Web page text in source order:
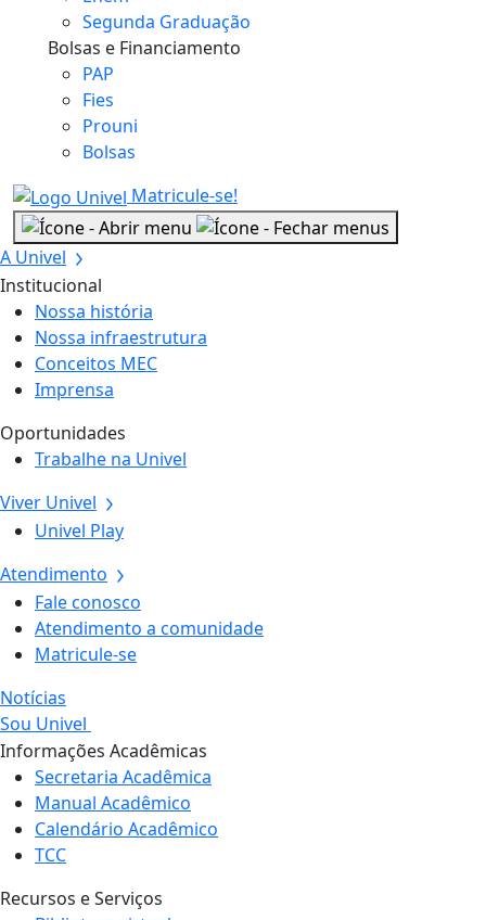
Segunda Graduação
Bolsas e Financiamento
PAP
Fies
Prouni
Bolsas
Matricule-se!
A Univel
Institucional
Nossa história
Nossa infraestrutura
Conceitos MEC
Imprensa
Oportunidades
Trabalhe na Univel
Viver Univel
Univel Play
Atendimento
Fale conosco
Atendimento a comunidade
Matricule-se
Notícias
Sou Univel
Informações Acadêmicas
Secretaria Acadêmica
Manual Acadêmico
Calendário Acadêmico
TCC
Recursos e Serviços